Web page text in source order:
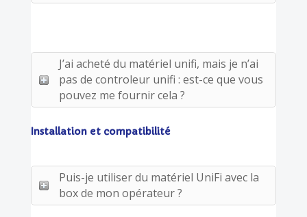
J’ai acheté du matériel unifi, mais je n’ai
pas de controleur unifi : est-ce que vous
pouvez me fournir cela ?
Installation et compatibilité
Puis-je utiliser du matériel UniFi avec la
box de mon opérateur ?